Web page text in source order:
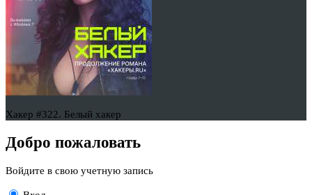
Хакер #322. Белый хакер
Добро пожаловать
Войдите в свою учетную запись